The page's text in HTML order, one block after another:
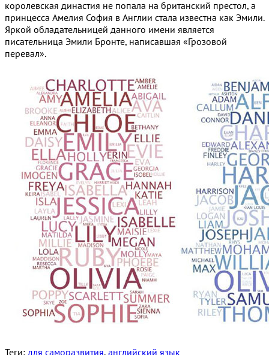
королевская династия не попала на британский престол, а
принцесса Амелия София в Англии стала известна как Эмили.
Яркой обладательницей данного имени является
писательница Эмили Бронте, написавшая «Грозовой
перевал».
Теги: для саморазвития, английский язык